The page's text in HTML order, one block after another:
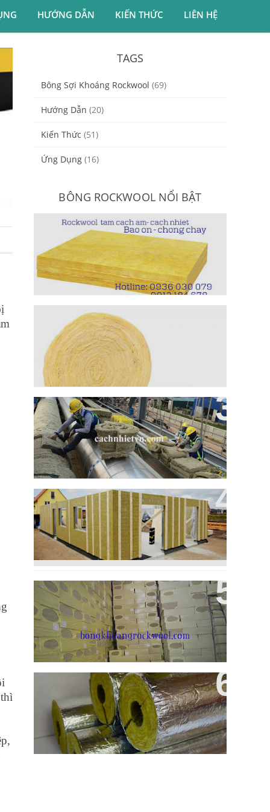
HƯỚNG DẪN KIẾN THỨC LIÊN HỆ
TAGS
Bông Sợi Khoáng Rockwool (69)
Hướng Dẫn (20)
Kiến Thức (51)
Ứng Dụng (16)
BÔNG ROCKWOOL NỔI BẬT
Bông Sợi Khoáng Rockwool Dạng
Tấm
Bông Sợi Khoáng Rockwool Dạng
Cuộn Cách Nhiệt Cách Âm
Ống Bảo Ôn Rockwool Cách Nhiệt
Cách Âm Ống Gió
Ứng Dụng Cách Nhiệt Của Bông
Rockwool.
Vật Liệu Cách Nhiệt Cách Âm Bông
Sợi Khoáng Rockwool
Bông Sợi Khoáng Rockwool Dạng
Ống Cách Nhiệt Cách Âm